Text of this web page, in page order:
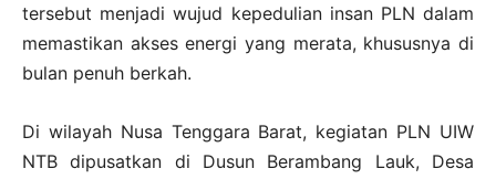
tersebut menjadi wujud kepedulian insan PLN dalam
memastikan akses energi yang merata, khususnya di
bulan penuh berkah.
Di wilayah Nusa Tenggara Barat, kegiatan PLN UIW
NTB dipusatkan di Dusun Berambang Lauk, Desa